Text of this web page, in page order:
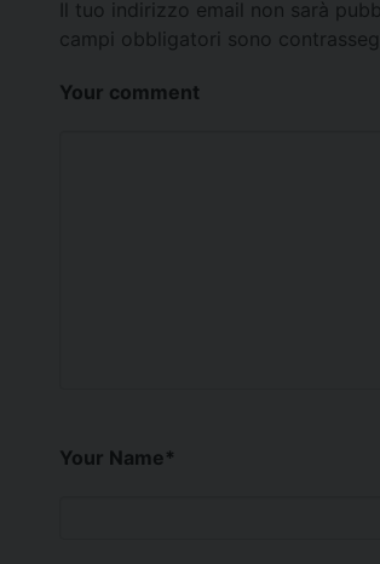
Il tuo indirizzo email non sarà
campi obbligatori sono
Your comment
Your Name*